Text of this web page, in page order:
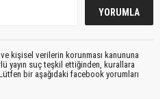
kişisel verilerin korunması kanununa
yayın suç teşkil ettiğinden, kurallara
bir aşağıdaki facebook yorumları